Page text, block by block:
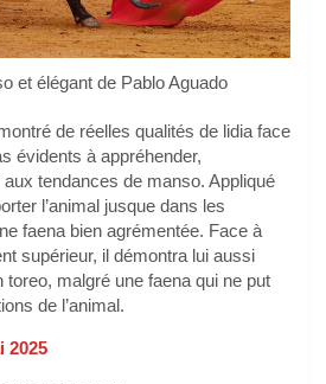
et élégant de Pablo Aguado
de réelles qualités de lidia face
évidents à appréhender,
tendances de manso. Appliqué
l’animal jusque dans les
faena bien agrémentée. Face à
supérieur, il démontra lui aussi
toreo, malgré une faena qui ne put
de l’animal.
2025